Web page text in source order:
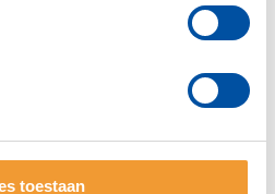
toestaan
hoofdlettergevoelig.